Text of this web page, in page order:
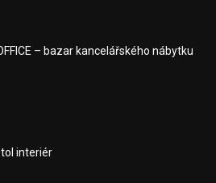
– bazar kancelářského nábytku
interiér